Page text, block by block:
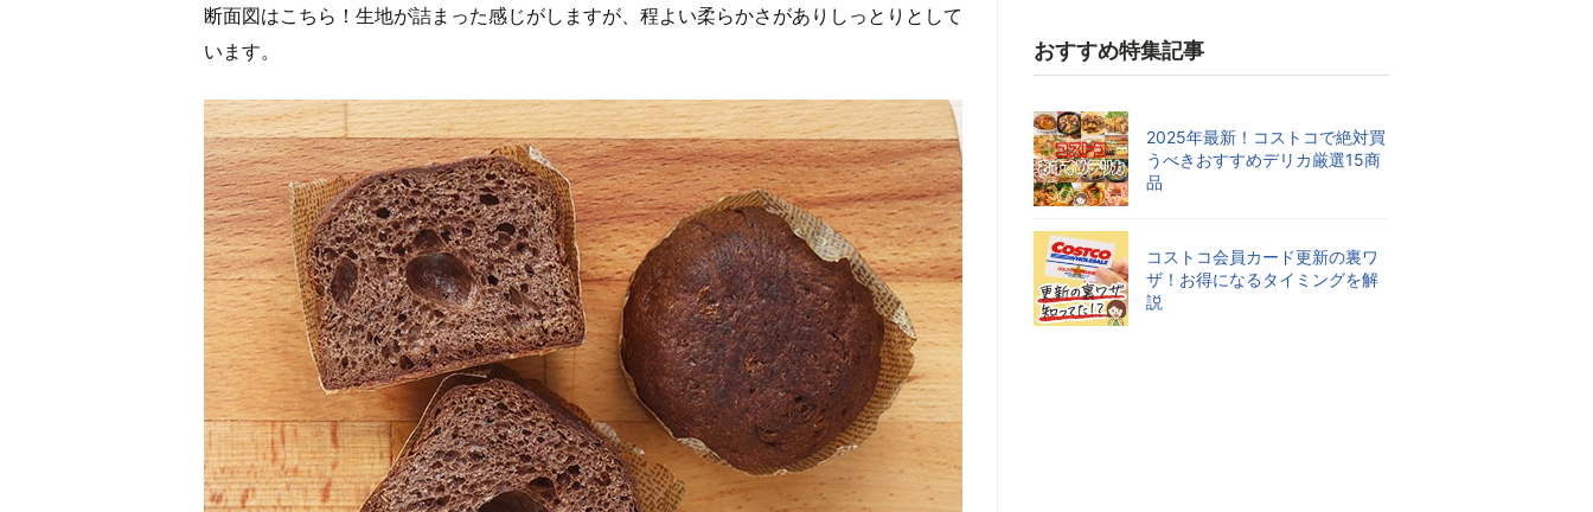
断面図はこちら！生地が詰まった感じがしますが、程よい柔らかさがありしっとりとして
います。
おすすめ特集記事
2025年最新！コストコで絶対買
うべきおすすめデリカ厳選15商
品
コストコ会員カード更新の裏ワ
ザ！お得になるタイミングを解
説